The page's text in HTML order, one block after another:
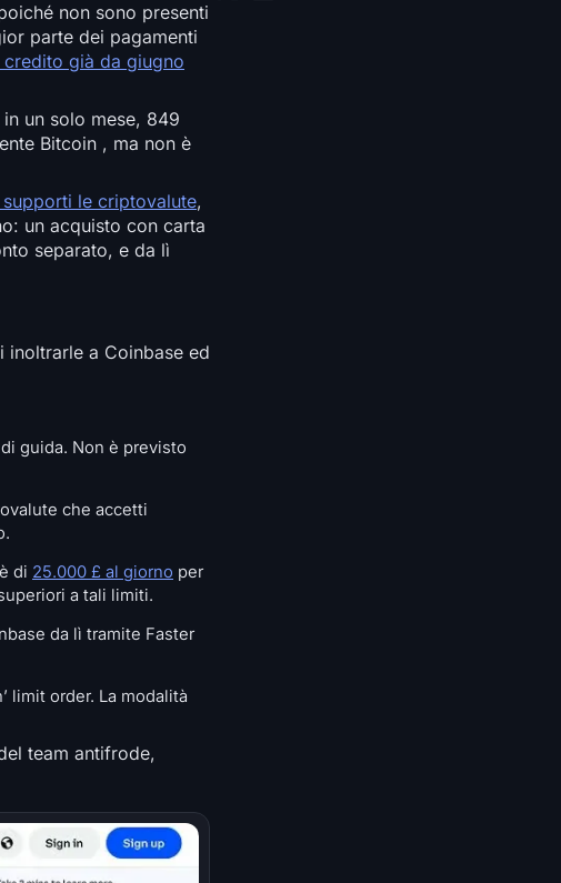
non sono presenti
parte dei pagamenti
già da giugno
un solo mese, 849
Bitcoin , ma non è
le criptovalute,
un acquisto con carta
separato, e da lì
inoltrarle a Coinbase ed
guida. Non è previsto
che accetti
di 25.000 £ al giorno per
a tali limiti.
da lì tramite Faster
limit order. La modalità
team antifrode,